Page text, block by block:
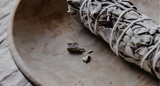
THE
CONNECTION
WITH YOURSELF
STARTS HERE